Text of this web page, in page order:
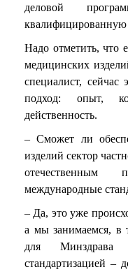
деловой
квалифицированную
Надо отметить, что
медицинских
специалист,
подход: опыт,
действенность.
– Сможет ли
изделий сектор
отечественным
международные
– Да, это уже
а мы занимаемся, в
для Минздрава
стандартизацией –